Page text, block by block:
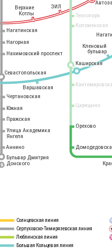
Солнцевская линия
Серпуховско-Тимирязевская линия
Люблинская линия
Большая Кольцевая линия
9
Нагатинская
Нагорная
Нахимовский проспект
Севастопольская
Чертановская
Южная
Пражская
Улица Академика
Янгеля
ЗИЛ
Верхние
Котлы
Технопарк
Коломенская
Каширская
Царицыно
Орехово
Аннино
Бульвар Дмитрия
Донского
Варшавская
Кленовый
бульвар